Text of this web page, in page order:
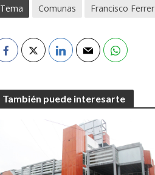
Tema Comunas Francisco Ferrer
También puede interesarte